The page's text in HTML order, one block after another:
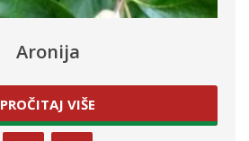
Aronija
PROČITAJ VIŠE